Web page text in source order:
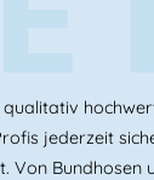
jederzeit
Bundhosen